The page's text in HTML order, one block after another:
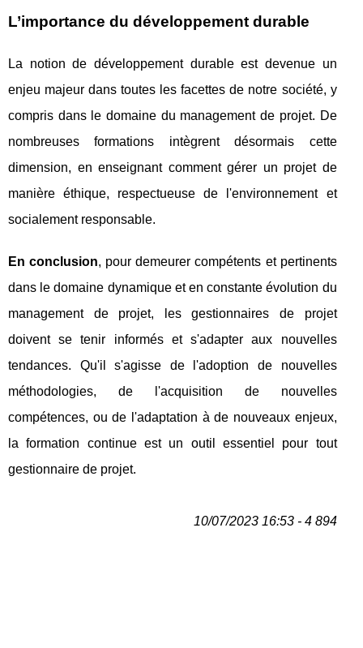
L’importance du développement durable
La notion de développement durable est devenue un
enjeu majeur dans toutes les facettes de notre société, y
compris dans le domaine du management de projet. De
nombreuses formations intègrent désormais cette
dimension, en enseignant comment gérer un projet de
manière éthique, respectueuse de l'environnement et
socialement responsable.
En conclusion, pour demeurer compétents et pertinents
dans le domaine dynamique et en constante évolution du
management de projet, les gestionnaires de projet
doivent se tenir informés et s'adapter aux nouvelles
tendances. Qu'il s'agisse de l'adoption de nouvelles
méthodologies, de l'acquisition de nouvelles
compétences, ou de l'adaptation à de nouveaux enjeux,
la formation continue est un outil essentiel pour tout
gestionnaire de projet.
10/07/2023 16:53 - 4 894